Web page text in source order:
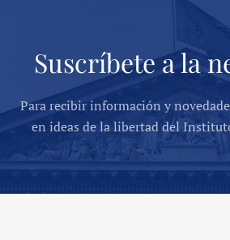
Suscríbete a la
Para recibir información y
en ideas de la libertad del